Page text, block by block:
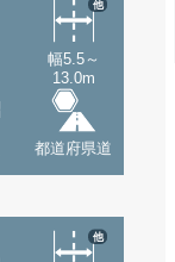
幅5.5～
13.0m
他
都道府県道
他